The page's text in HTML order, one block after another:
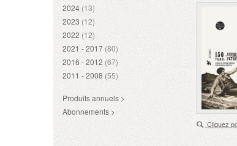
2024 (13)
2023 (12)
2022 (12)
2021 - 2017 (80)
2016 - 2012 (67)
2011 - 2008 (55)
Produits annuels >
Abonnements >
Cliquez